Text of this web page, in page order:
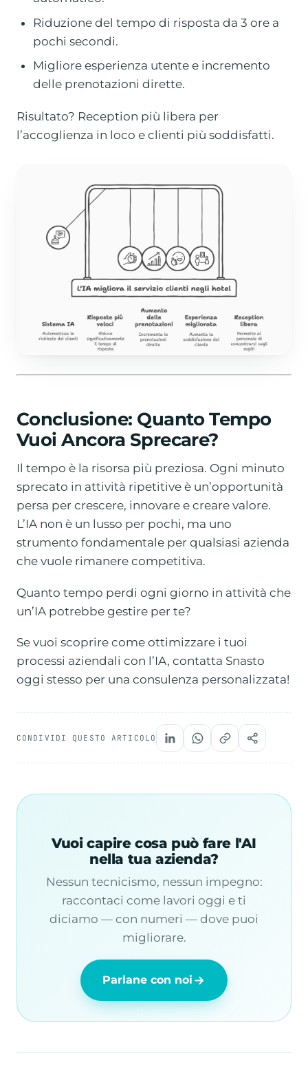
Riduzione del tempo di risposta da 3 ore a
pochi secondi.
Migliore esperienza utente e incremento
delle prenotazioni dirette.
Risultato? Reception più libera per
l’accoglienza in loco e clienti più soddisfatti.
Conclusione: Quanto Tempo
Vuoi Ancora Sprecare?
Il tempo è la risorsa più preziosa. Ogni minuto
sprecato in attività ripetitive è un’opportunità
persa per crescere, innovare e creare valore.
L’IA non è un lusso per pochi, ma uno
strumento fondamentale per qualsiasi azienda
che vuole rimanere competitiva.
Quanto tempo perdi ogni giorno in attività che
un’IA potrebbe gestire per te?
Se vuoi scoprire come ottimizzare i tuoi
processi aziendali con l’IA, contatta Snasto
oggi stesso per una consulenza personalizzata!
CONDIVIDI QUESTO ARTICOLO
Vuoi capire cosa può fare l'AI
nella tua azienda?
Nessun tecnicismo, nessun impegno:
raccontaci come lavori oggi e ti
diciamo — con numeri — dove puoi
migliorare.
Parlane con noi